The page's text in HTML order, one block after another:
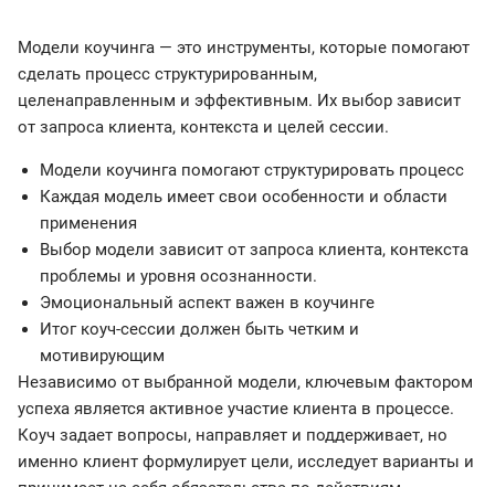
Модели коучинга — это инструменты, которые помогают
сделать процесс структурированным,
целенаправленным и эффективным. Их выбор зависит
от запроса клиента, контекста и целей сессии.
Модели коучинга помогают структурировать процесс
Каждая модель имеет свои особенности и области
применения
Выбор модели зависит от запроса клиента, контекста
проблемы и уровня осознанности.
Эмоциональный аспект важен в коучинге
Итог коуч-сессии должен быть четким и
мотивирующим
Независимо от выбранной модели, ключевым фактором
успеха является активное участие клиента в процессе.
Коуч задает вопросы, направляет и поддерживает, но
именно клиент формулирует цели, исследует варианты и